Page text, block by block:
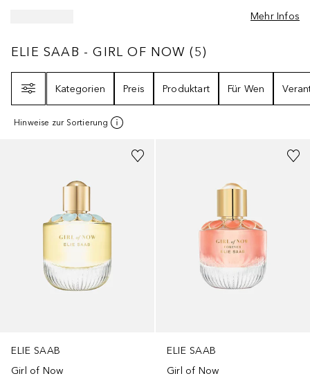
Mehr Infos
ELIE SAAB - GIRL OF NOW5
ELIE SAAB - GIRL OF NOW (5)
Kategorien
Preis Produktart Für Wen
Hinweise zur Sortierung
ELIE SAAB
Girl of Now
Größen
ELIE SAAB
Girl of Now